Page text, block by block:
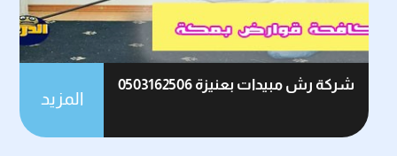
شركة رش مبيدات بعنيزة 0503162506
المزيد